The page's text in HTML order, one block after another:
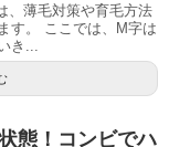
、薄毛対策や育毛方法
す。 ここでは、M字は
き...
態！コンビでハ